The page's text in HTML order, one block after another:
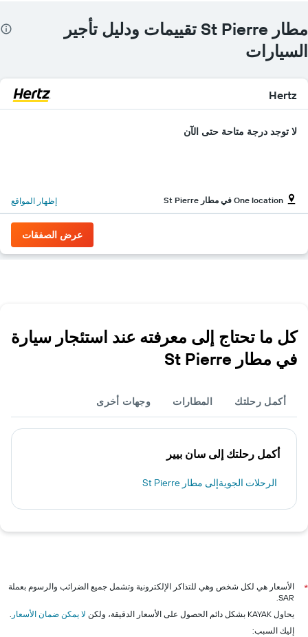
مطار St Pierre تقييمات ودليل تأجير
السيارات
Hertz
لا توجد درجة متاحة حتى الآن
One location في مطار St Pierre إظهار المواقع
عرض الصفقات
كل ما تحتاج إلى معرفته عند استئجار سيارة
في مطار St Pierre
أكمل رحلتك المطارات وجهات أخرى
أكمل رحلتك إلى سان بيير
الرحلات الجويةإلى مطار St Pierre
*
الأسعار هي لكل شخص وهي للتذاكر الإلكترونية وتشمل جميع الضرائب والرسوم بعملة
SAR.
يحاول KAYAK بشكل دائم الحصول على الأسعار الدقيقة، ولكن
لا يمكن ضمان الأسعار .
إليك السبب: